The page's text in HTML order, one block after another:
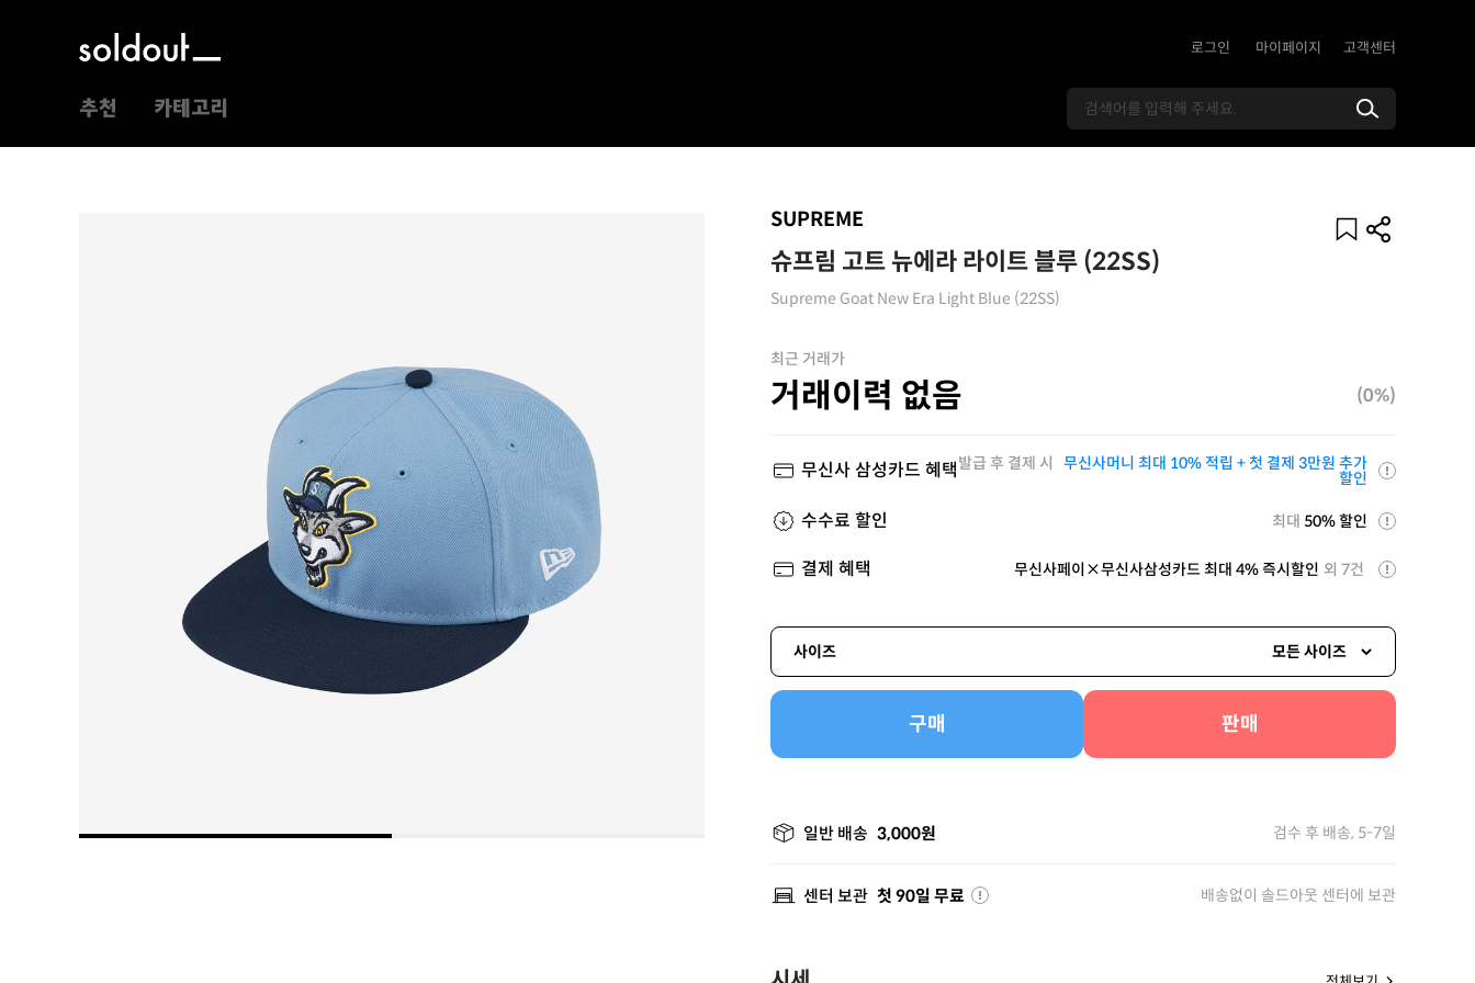
로그인 마이페이지 고객센터
추천 카테고리
SUPREME
슈프림 고트 뉴에라 라이트 블루 (22SS)
Supreme Goat New Era Light Blue (22SS)
최근 거래가
거래이력 없음 (0%)
무신사 삼성카드 혜택발급 후 결제 시 무신사머니 최대 10% 적립 + 첫 결제 3만원 추가
할인
수수료 할인 최대 50% 할인
결제 혜택 무신사페이×무신사삼성카드 최대 4% 즉시할인 외 7건
사이즈 모든 사이즈
구매 판매
일반 배송 3,000원 검수 후 배송, 5-7일
센터 보관 첫 90일 무료 배송없이 솔드아웃 센터에 보관